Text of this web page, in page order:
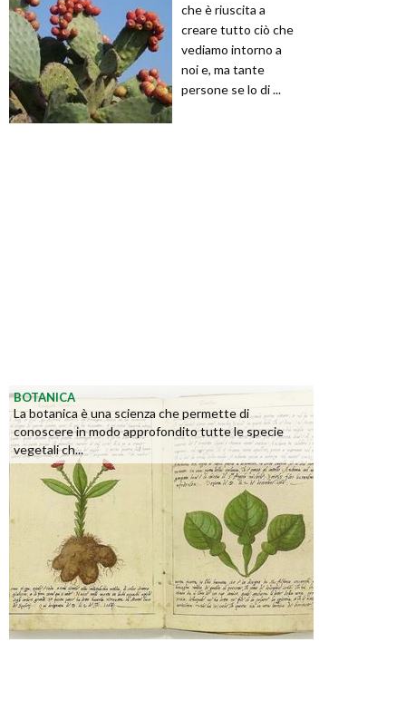
che è riuscita a
creare tutto ciò che
vediamo intorno a
noi e, ma tante
persone se lo di ...
BOTANICA
La botanica è una scienza che permette di
conoscere in modo approfondito tutte le specie
vegetali ch...